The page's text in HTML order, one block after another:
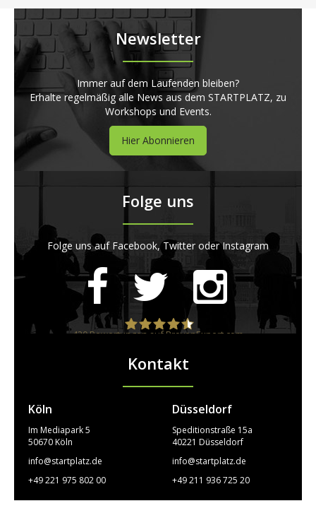
Newsletter
Immer auf dem Laufenden bleiben?
Erhalte regelmäßig alle News aus dem STARTPLATZ, zu
Workshops und Events.
Hier Abonnieren
Folge uns
Folge uns auf Facebook, Twitter oder Instagram
STARTPLATZ
420Bewertungen auf ProvenExpert.com
Kontakt
Köln
Im Mediapark 5
50670 Köln
info@startplatz.de
+49 221 975 802 00
Düsseldorf
Speditionstraße 15a
40221 Düsseldorf
info@startplatz.de
+49 211 936 725 20